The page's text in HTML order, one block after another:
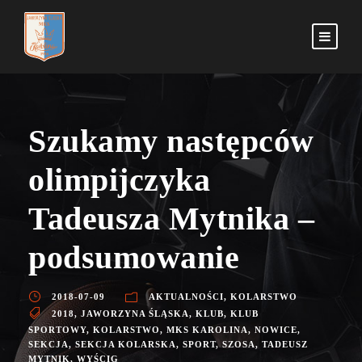
Szukamy następców
olimpijczyka
Tadeusza Mytnika –
podsumowanie
2018-07-09 AKTUALNOŚCI, KOLARSTWO
2018, JAWORZYNA ŚLĄSKA, KLUB, KLUB
SPORTOWY, KOLARSTWO, MKS KAROLINA, NOWICE,
SEKCJA, SEKCJA KOLARSKA, SPORT, SZOSA, TADEUSZ
MYTNIK, WYŚCIG